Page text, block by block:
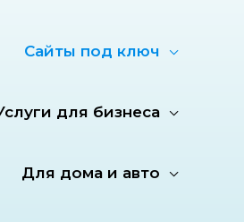
Сайты под ключ
для бизнеса
Для дома и авто